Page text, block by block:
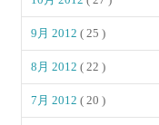
9月 2012( 25 )
8月 2012( 22 )
7月 2012( 20 )